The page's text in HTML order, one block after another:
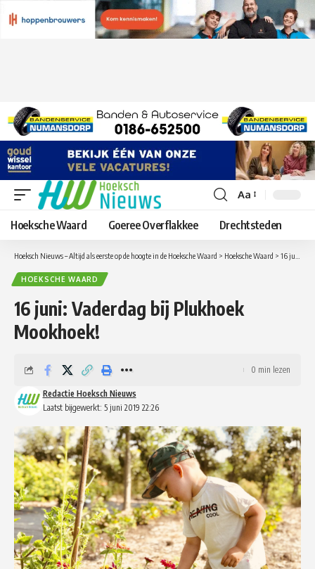
Lettergrootte
aanpassen
Aa
Hoeksche Waard Goeree Overflakkee Drechtsteden
Hoeksch Nieuws – Altijd als eerste op de hoogte in de Hoeksche Waard > Hoeksche Waard > 16 juni: Vaderdag bij Plukhoek Mookhoek!
HOEKSCHE WAARD
16 juni: Vaderdag bij Plukhoek
Mookhoek!
Laatst bijgewerkt: 5 juni 2019 22:26
Redactie Hoeksch Nieuws
0 min lezen